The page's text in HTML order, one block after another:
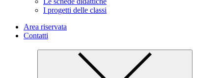
I progetti delle classi
Area riservata
Contatti